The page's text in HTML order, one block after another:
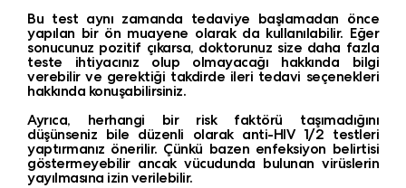
Bu test aynı zamanda tedaviye başlamadan önce
yapılan bir ön muayene olarak da kullanılabilir. Eğer
sonucunuz pozitif çıkarsa, doktorunuz size daha fazla
teste ihtiyacınız olup olmayacağı hakkında bilgi
verebilir ve gerektiği takdirde ileri tedavi seçenekleri
hakkında konuşabilirsiniz.
Ayrıca, herhangi bir risk faktörü taşımadığını
düşünseniz bile düzenli olarak anti-HIV 1/2 testleri
yaptırmanız önerilir. Çünkü bazen enfeksiyon belirtisi
göstermeyebilir ancak vücudunda bulunan virüslerin
yayılmasına izin verilebilir.